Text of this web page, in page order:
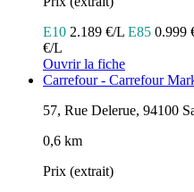
E10 2.189 €/L E85 0.999
€/L
Ouvrir la fiche
Carrefour - Carrefour
57, Rue Delerue, 94100
0,6 km
Prix (extrait)